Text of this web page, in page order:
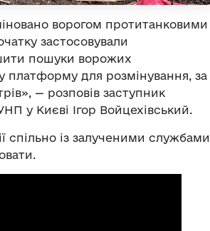
ворогом протитанковими
застосовували
пошуки ворожих
платформу для розмінування, за
— розповів заступник
у Києві Ігор Войцехівський.
спільно із залученими службами